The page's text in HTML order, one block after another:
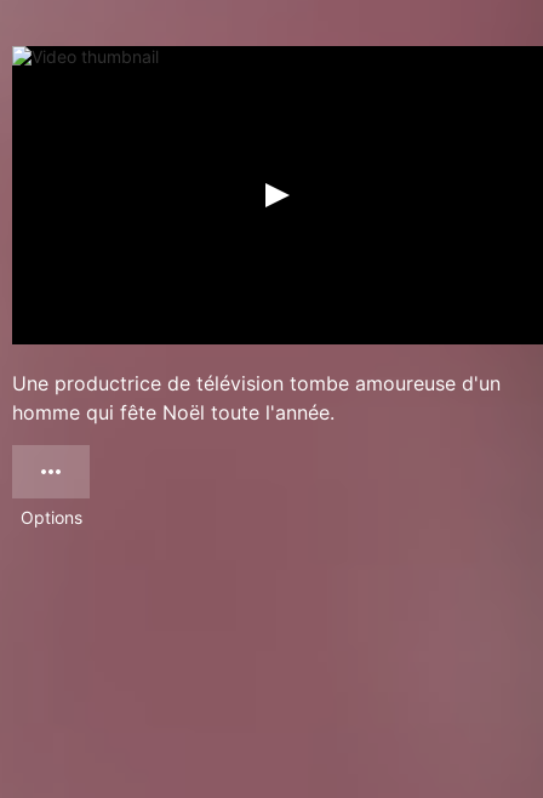
Une productrice de télévision tombe amoureuse d'un
homme qui fête Noël toute l'année.
Options